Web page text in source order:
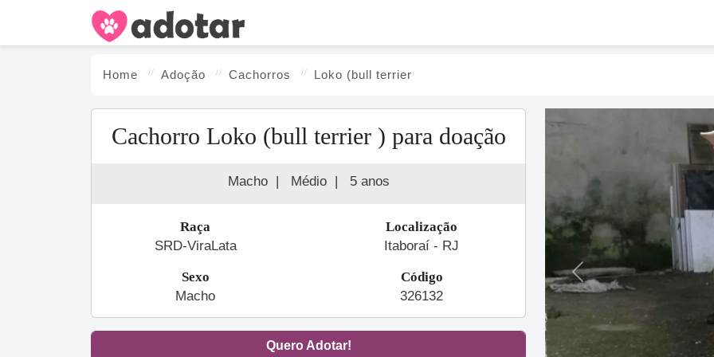
Home Adoção Cachorros Loko (bull terrier
Cachorro Loko (bull terrier ) para doação
Macho | Médio | 5 anos
Raça
SRD-ViraLata
Localização
Itaboraí - RJ
Sexo
Macho
Código
326132
Quero Adotar!
Previous